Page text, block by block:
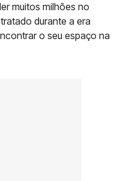
muitos milhões no
durante a era
o seu espaço na